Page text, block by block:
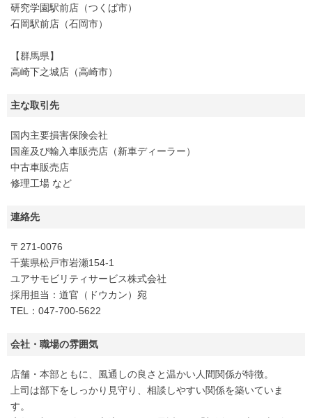
研究学園駅前店（つくば市）
石岡駅前店（石岡市）
【群馬県】
高崎下之城店（高崎市）
主な取引先
国内主要損害保険会社
国産及び輸入車販売店（新車ディーラー）
中古車販売店
修理工場 など
連絡先
〒271-0076
千葉県松戸市岩瀬154-1
ユアサモビリティサービス株式会社
採用担当：道官（ドウカン）宛
TEL：047-700-5622
会社・職場の雰囲気
店舗・本部ともに、風通しの良さと温かい人間関係が特徴。
上司は部下をしっかり見守り、相談しやすい関係を築いていま
す。